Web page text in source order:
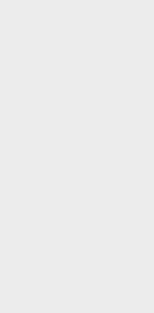
Polres Cilegon bersama
Cilegon dan unsur terkait